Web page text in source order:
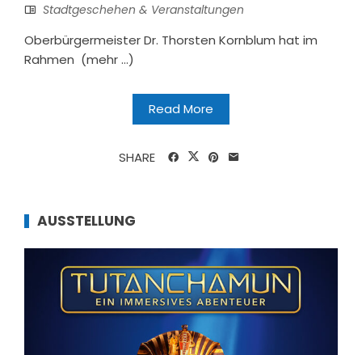
Stadtgeschehen & Veranstaltungen
Oberbürgermeister Dr. Thorsten Kornblum hat im
Rahmen (mehr …)
Read More
SHARE
AUSSTELLUNG